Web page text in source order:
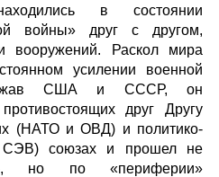
в состоянии
войны» друг с другом,
вооружений. Раскол мира
усилении военной
США и СССР, он
друг Другу
(НАТО и ОВД) и политико-
СЭВ) союзах и прошел не
но по «периферии»